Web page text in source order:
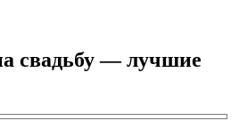
свадьбу — лучшие